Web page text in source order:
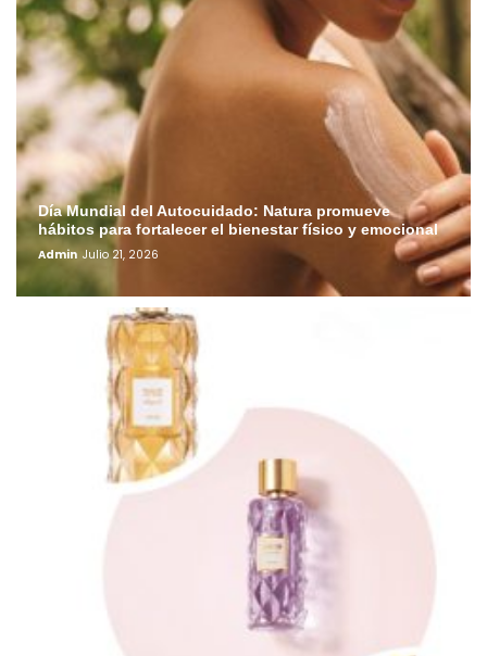
Día Mundial del Autocuidado: Natura promueve
hábitos para fortalecer el bienestar físico y emocional
Admin Julio 21, 2026